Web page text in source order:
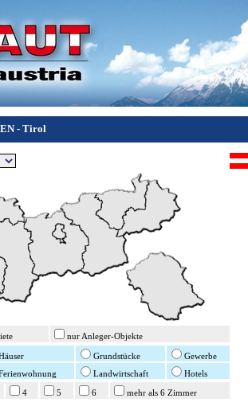
- Tirol
nur Anleger-Objekte
Grundstücke
Gewerbe
Landwirtschaft
Hotels
4 5 6 mehr als 6 Zimmer